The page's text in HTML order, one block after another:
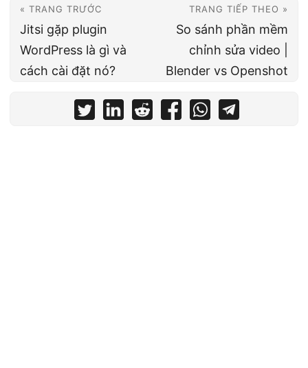
« TRANG TRƯỚC
Jitsi gặp plugin
WordPress là gì và
cách cài đặt nó?
TRANG TIẾP THEO »
So sánh phần mềm
chỉnh sửa video |
Blender vs Openshot